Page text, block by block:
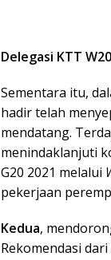
Delegasi KTT
Sementara itu,
hadir telah
mendatang.
menindaklanjuti
G20 2021 melalui
pekerjaan
Kedua,
Rekomendasi